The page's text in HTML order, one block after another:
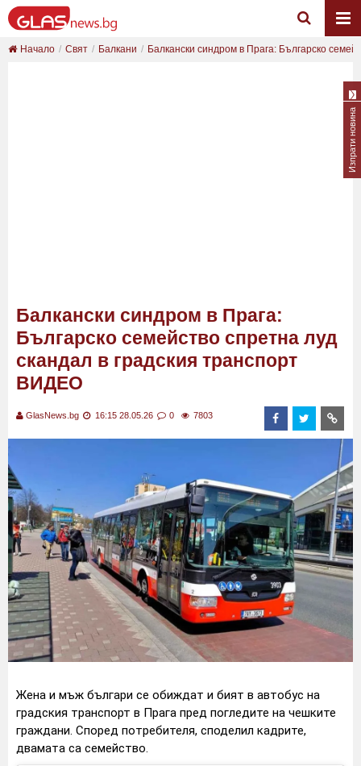
Начало Свят Балкани Балкански синдром в Прага: Българско
Балкански синдром в Прага:
Българско семейство спретна луд
скандал в градския транспорт
ВИДЕО
GlasNews.bg 16:15 28.05.26 0 7803
Жена и мъж българи се обиждат и бият в автобус на
градския транспорт в Прага пред погледите на чешките
граждани. Според потребителя, споделил кадрите,
двамата са семейство.
Изпрати новина